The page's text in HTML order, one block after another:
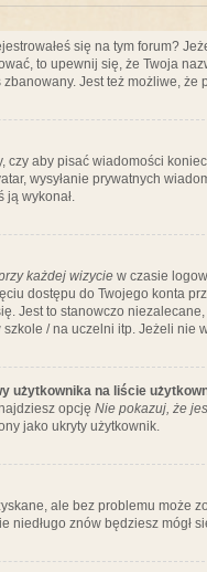
się na tym forum?
to upewnij się, że Twoja
Jest też możliwe,
czy aby pisać wiadomości
wysyłanie prywatnych
ją wykonał.
każdej wizycie w czasie
dostępu do Twojego konta
Jest to stanowczo
/ na uczelni itp. Jeżeli nie
użytkownika na liście
opcję Nie pokazuj, że
jako ukryty użytkownik.
ale bez problemu może
niedługo znów będziesz mógł